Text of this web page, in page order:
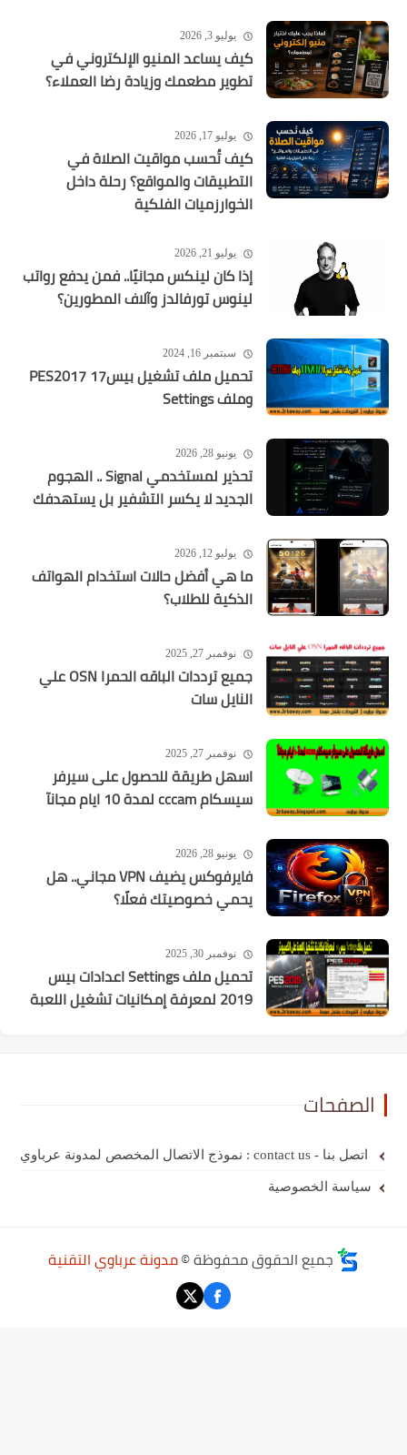
يوليو 3, 2026
كيف يساعد المنيو الإلكتروني في
تطوير مطعمك وزيادة رضا العملاء؟
يوليو 17, 2026
كيف تُحسب مواقيت الصلاة في
التطبيقات والمواقع؟ رحلة داخل
الخوارزميات الفلكية
يوليو 21, 2026
إذا كان لينكس مجانيًا.. فمن يدفع رواتب
لينوس تورفالدز وآلاف المطورين؟
سبتمبر 16, 2024
تحميل ملف تشغيل بيس17 PES2017
وملف Settings
يونيو 28, 2026
تحذير لمستخدمي Signal .. الهجوم
الجديد لا يكسر التشفير بل يستهدفك
يوليو 12, 2026
ما هي أفضل حالات استخدام الهواتف
الذكية للطلاب؟
نوفمبر 27, 2025
جميع ترددات الباقه الحمرا OSN علي
النايل سات
نوفمبر 27, 2025
اسهل طريقة للحصول على سيرفر
سيسكام cccam لمدة 10 ايام مجانآ
يونيو 28, 2026
فايرفوكس يضيف VPN مجاني.. هل
يحمي خصوصيتك فعلًا؟
نوفمبر 30, 2025
تحميل ملف Settings اعدادات بيس
2019 لمعرفة إمكانيات تشغيل اللعبة
الصفحات
اتصل بنا - contact us : نموذج الاتصال المخصص لمدونة عرباوي
سياسة الخصوصية
جميع الحقوق محفوظة ©مدونة عرباوي التقنية